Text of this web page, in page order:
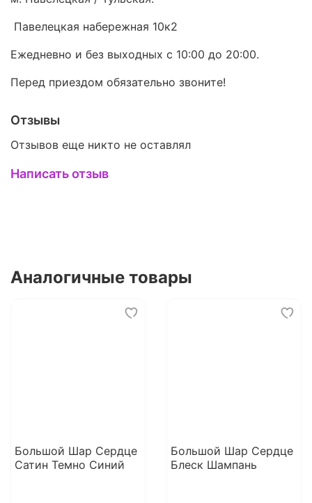
Павелецкая набережная 10к2
Ежедневно и без выходных с 10:00 до 20:00.
Перед приездом обязательно звоните!
Отзывы
Отзывов еще никто не оставлял
Написать отзыв
Аналогичные товары
Большой Шар Сердце
Сатин Темно Синий
Большой Шар Сердце
Блеск Шампань